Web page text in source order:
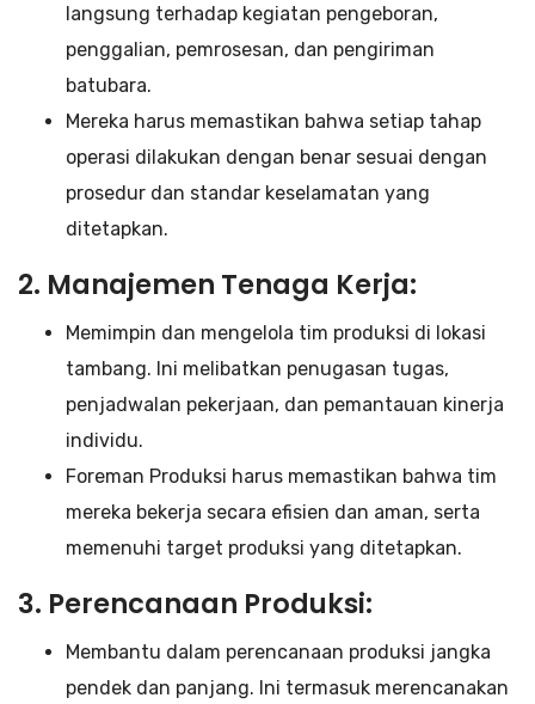
langsung terhadap kegiatan pengeboran,
penggalian, pemrosesan, dan pengiriman
batubara.
Mereka harus memastikan bahwa setiap tahap
operasi dilakukan dengan benar sesuai dengan
prosedur dan standar keselamatan yang
ditetapkan.
2. Manajemen Tenaga Kerja:
Memimpin dan mengelola tim produksi di lokasi
tambang. Ini melibatkan penugasan tugas,
penjadwalan pekerjaan, dan pemantauan kinerja
individu.
Foreman Produksi harus memastikan bahwa tim
mereka bekerja secara efisien dan aman, serta
memenuhi target produksi yang ditetapkan.
3. Perencanaan Produksi:
Membantu dalam perencanaan produksi jangka
pendek dan panjang. Ini termasuk merencanakan